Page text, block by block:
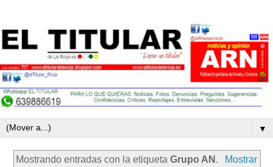
▼
Mostrando entradas con la etiquetaGrupo AN .
Mostrar